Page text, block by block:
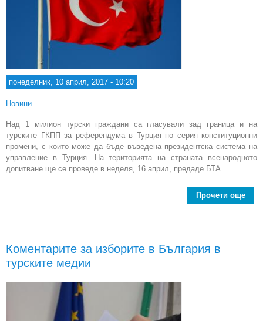
понеделник, 10 април, 2017 - 10:20
Новини
Над 1 милион турски граждани са гласували зад граница и на
турските ГКПП за референдума в Турция по серия конституционни
промени, с които може да бъде въведена президентска система на
управление в Турция. На територията на страната всенародното
допитване ще се проведе в неделя, 16 април, предаде БТА.
Прочети още
Коментарите за изборите в България в
турските медии